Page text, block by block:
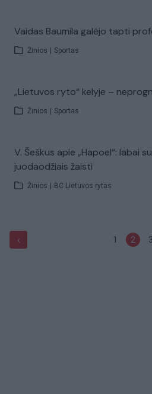
Vaidas Baumila galėjo tapti
Žinios Sportas
„Lietuvos ryto“ kelyje –
Žinios Sportas
V. Šeškus apie „Hapoel“: labai
juodaodžiais žaisti
Žinios BC Lietuvos rytas
‹ 1 2 3